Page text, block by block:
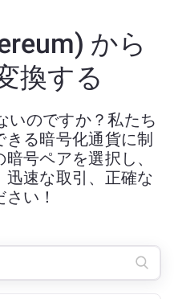
から
換する
いのですか？私たち
る暗号化通貨に制
号ペアを選択し、
速な取引、正確な
い！